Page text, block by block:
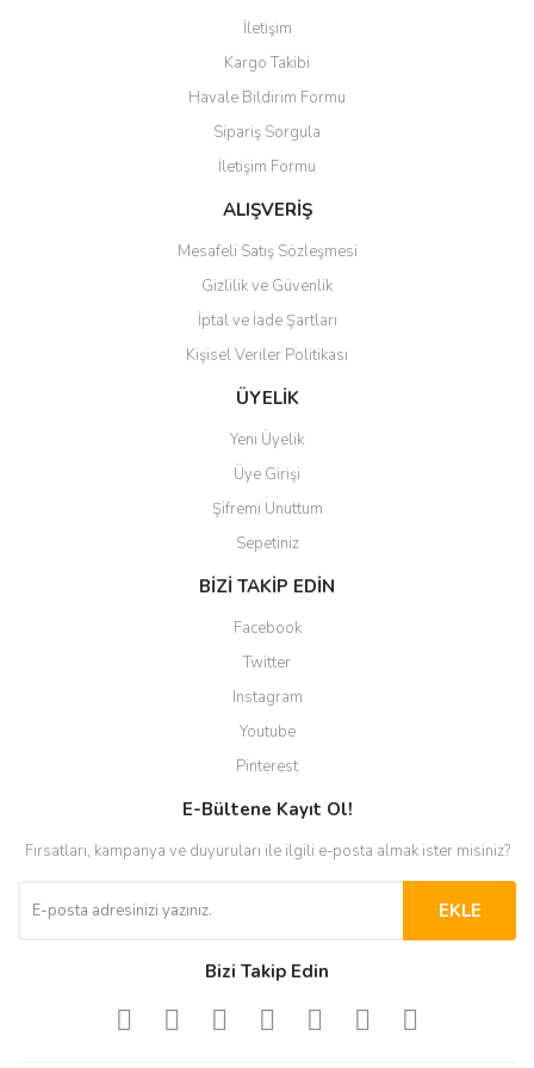
Ürün açıklamasında eksik bilgiler bulunuyor.
Ürün bilgilerinde hatalar bulunuyor.
Ürün fiyatı diğer sitelerden daha pahalı.
Bu ürüne benzer farklı alternatifler olmalı.
Gönder
İletişim
Kargo Takibi
Havale Bildirim Formu
Sipariş Sorgula
İletişim Formu
ALIŞVERİŞ
Mesafeli Satış Sözleşmesi
Gizlilik ve Güvenlik
İptal ve İade Şartları
Kişisel Veriler Politikası
ÜYELİK
Yeni Üyelik
Üye Girişi
Şifremi Unuttum
Sepetiniz
BİZİ TAKİP EDİN
Facebook
Twitter
Instagram
Youtube
Pinterest
E-Bültene Kayıt Ol!
Fırsatları, kampanya ve duyuruları ile ilgili e-posta almak ister misiniz?
EKLE
Bizi Takip Edin